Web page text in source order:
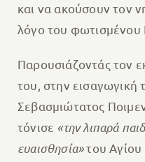
και να ακούσουν τον
λόγο του φωτισμένου
Παρουσιάζοντάς τον
του, στην
Σεβασμιώτατος
τόνισε «την λιπαρά
ευαισθησία»του Αγίου